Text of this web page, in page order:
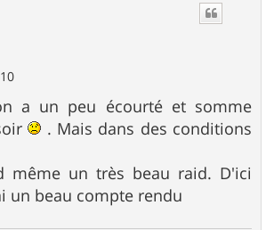
a un peu écourté et somme
. Mais dans des conditions
même un très beau raid. D'ici
un beau compte rendu